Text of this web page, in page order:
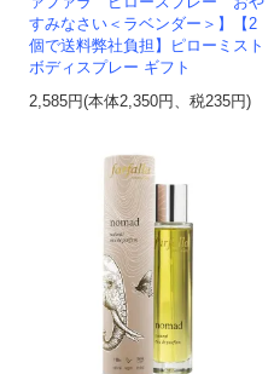
すみなさい＜ラベンダー＞】【2
個で送料弊社負担】ピローミスト
ボディスプレー ギフト
2,585円(本体2,350円、税235円)